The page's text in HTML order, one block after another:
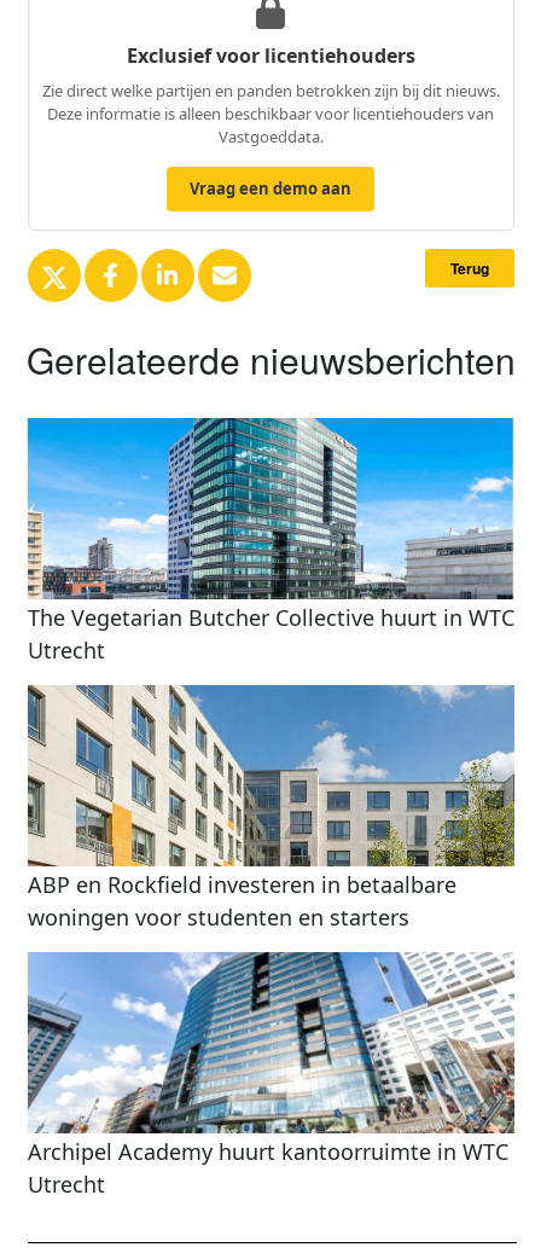
Exclusief voor licentiehouders
Zie direct welke partijen en panden betrokken zijn bij dit nieuws.
Deze informatie is alleen beschikbaar voor licentiehouders van
Vastgoeddata.
Vraag een demo aan
Terug
Gerelateerde nieuwsberichten
The Vegetarian Butcher Collective huurt in WTC
Utrecht
ABP en Rockfield investeren in betaalbare
woningen voor studenten en starters
Archipel Academy huurt kantoorruimte in WTC
Utrecht